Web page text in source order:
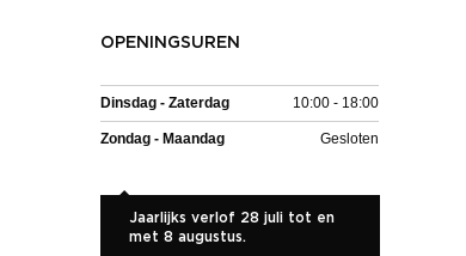
OPENINGSUREN
Dinsdag - Zaterdag 10:00 - 18:00
Zondag - Maandag Gesloten
Jaarlijks verlof 28 juli tot en
met 8 augustus.